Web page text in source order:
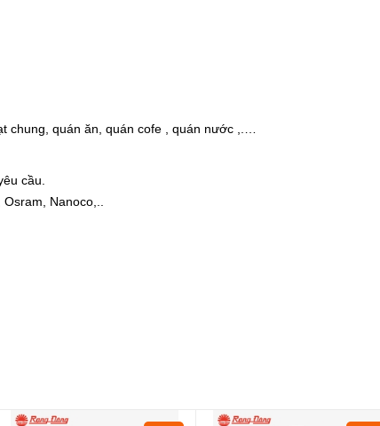
chung, quán ăn, quán cofe , quán nước ,.…
cầu.
Nanoco,..